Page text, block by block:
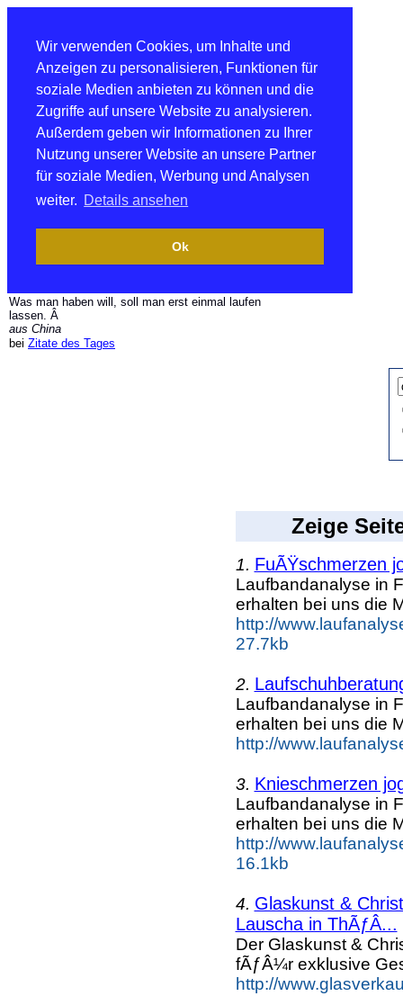
Wir verwenden Cookies, um Inhalte und
Anzeigen zu personalisieren, Funktionen für
soziale Medien anbieten zu können und die
Zugriffe auf unsere Website zu analysieren.
Außerdem geben wir Informationen zu Ihrer
Nutzung unserer Website an unsere Partner
für soziale Medien, Werbung und Analysen
weiter. Details ansehen
Ok
Was man haben will, soll man erst einmal laufen
lassen. Â
aus China
bei Zitate des Tages
Zeige
1. FuÃŸschmerzen
Laufbandanalyse in
erhalten bei uns die
http://
27.7kb
2.
Laufbandanalyse in
erhalten bei uns die
http://
3. Knieschmerzen
Laufbandanalyse in
erhalten bei uns die
http://
16.1kb
4. Glaskunst &
Lauscha in ThÃƒÂ...
Der Glaskunst &
fÃƒÂ¼r exklusive
http://